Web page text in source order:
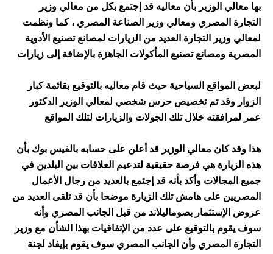
بها معالي الوزير بأن معاليه قد إجتمع بكل من معالي وزير
التجارة المصري ومعالي وزير الصناعة المصري ، كما ونظمت
لمعالي وزير التجارة العديد من الزيارات لمصانع تصنيع الأدوية
المصرية ومصانع تصنيع المأكولات الجاهزة بالإضافة إلى زيارات
لبعض المواقع السياحية حيث قام معاليه بالتوقيع بقائمة كبار
الزوار وقد تم تخصيص حرس شخصي لمعالي الوزير الدكتور
عمر لمرافقته خلال تلك الجولات والزيارات لتلك المواقع
هذا وقد كان معالي الوزير قد أعلن على حسابه بالفيس بوك بأن
هذه الزيارة هي فرصة حقيقية لتدعيم العلاقات بين البلدين في
جميع المجالات وأكد بأنه قد إجتمع بالعديد من رجال الأعمال
المصريين على هامش تلك الزيارة موضحا بأن قد تلقى العديد من
عروض الإستثمار بصوماليلاند من قبل الجانب المصري وأنه
سوف يقوم بالتوقيع على عدد من الإتفاقيات بهذا الشأن مع وزير
التجارة المصري وأن الجانب المصري سوف يقوم بإيفاد لجنة